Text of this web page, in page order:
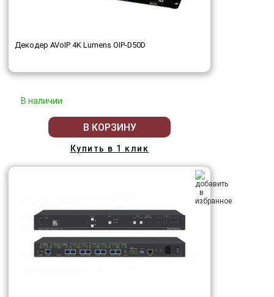
Декодер AVoIP 4K Lumens OIP-D50D
В наличии
В КОРЗИНУ
Купить в 1 клик